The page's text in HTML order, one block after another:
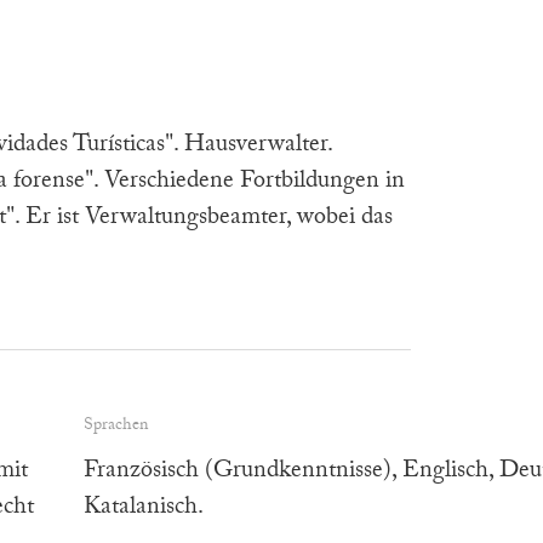
Turísticas". Hausverwalter.
Verschiedene Fortbildungen in
Er ist Verwaltungsbeamter, wobei das
Sprachen
Französisch (Grundkenntnisse), Englisch,
Katalanisch.